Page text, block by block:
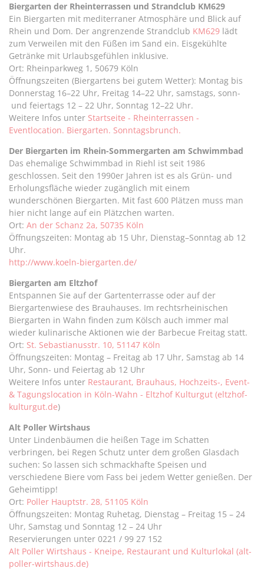
Biergarten der Rheinterrassen und Strandclub KM629
Ein Biergarten mit mediterraner Atmosphäre und Blick auf
Rhein und Dom. Der angrenzende Strandclub KM629 lädt
zum Verweilen mit den Füßen im Sand ein. Eisgekühlte
Getränke mit Urlaubsgefühlen inklusive.
Ort: Rheinparkweg 1, 50679 Köln
Öffnungszeiten (Biergartens bei gutem Wetter): Montag bis
Donnerstag 16–22 Uhr, Freitag 14–22 Uhr, samstags, sonn-
und feiertags 12 – 22 Uhr, Sonntag 12–22 Uhr.
Weitere Infos unter Startseite - Rheinterrassen -
Eventlocation. Biergarten. Sonntagsbrunch.
Der Biergarten im Rhein-Sommergarten am Schwimmbad
Das ehemalige Schwimmbad in Riehl ist seit 1986
geschlossen. Seit den 1990er Jahren ist es als Grün- und
Erholungsfläche wieder zugänglich mit einem
wunderschönen Biergarten. Mit fast 600 Plätzen muss man
hier nicht lange auf ein Plätzchen warten.
Ort: An der Schanz 2a, 50735 Köln
Öffnungszeiten: Montag ab 15 Uhr, Dienstag–Sonntag ab 12
Uhr.
http://www.koeln-biergarten.de/
Biergarten am Eltzhof
Entspannen Sie auf der Gartenterrasse oder auf der
Biergartenwiese des Brauhauses. Im rechtsrheinischen
Biergarten in Wahn finden zum Kölsch auch immer mal
wieder kulinarische Aktionen wie der Barbecue Freitag statt.
Ort: St. Sebastianusstr. 10, 51147 Köln
Öffnungszeiten: Montag – Freitag ab 17 Uhr, Samstag ab 14
Uhr, Sonn- und Feiertag ab 12 Uhr
Weitere Infos unter Restaurant, Brauhaus, Hochzeits-, Event-
& Tagungslocation in Köln-Wahn - Eltzhof Kulturgut (eltzhof-
kulturgut.de)
Alt Poller Wirtshaus
Unter Lindenbäumen die heißen Tage im Schatten
verbringen, bei Regen Schutz unter dem großen Glasdach
suchen: So lassen sich schmackhafte Speisen und
verschiedene Biere vom Fass bei jedem Wetter genießen. Der
Geheimtipp!
Ort: Poller Hauptstr. 28, 51105 Köln
Öffnungszeiten: Montag Ruhetag, Dienstag – Freitag 15 – 24
Uhr, Samstag und Sonntag 12 – 24 Uhr
Reservierungen unter 0221 / 99 27 152
Alt Poller Wirtshaus - Kneipe, Restaurant und Kulturlokal (alt-
poller-wirtshaus.de)